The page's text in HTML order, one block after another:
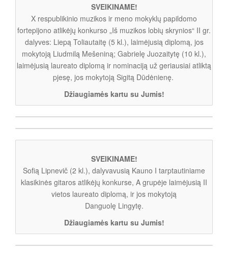
SVEIKINAME!
X respublikinio muzikos ir meno mokyklų papildomo
fortepijono atlikėjų konkurso „Iš muzikos lobių skrynios“ II gr.
dalyves: Liepą Toliautaitę (5 kl.), laimėjusią diplomą, jos
mokytoją Liudmilą Mešeniną; Gabrielę Juozaitytę (10 kl.),
laimėjusią laureato diplomą ir nominaciją už geriausiai atliktą
pjesę, jos mokytoją Sigitą Dūdėnienę.
Džiaugiamės kartu su Jumis!
SVEIKINAME!
Sofią Lipnevič (2 kl.), dalyvavusią Kauno I tarptautiniame
klasikinės gitaros atlikėjų konkurse, A grupėje laimėjusią II
vietos laureato diplomą, ir jos mokytoją
Danguolę Lingytę.
Džiaugiamės kartu su Jumis!